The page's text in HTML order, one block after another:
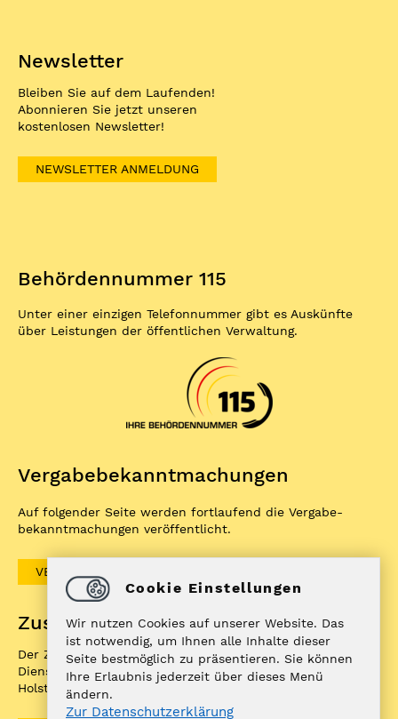
Newsletter
Bleiben Sie auf dem Laufenden!
Abonnieren Sie jetzt unseren
kostenlosen Newsletter!
NEWSLETTER ANMELDUNG
Behördennummer 115
Unter einer einzigen Telefonnummer gibt es Auskünfte
über Leistungen der öffentlichen Verwaltung.
Vergabe­bekannt­machungen
Auf folgender Seite werden fortlaufend die Vergabe­
bekannt­machungen veröffentlicht.
VERGABEBEKANNTMACHUNGEN
Zuständigkeitenfinder
Der ZuFiSH ist ein Informations­portal rund um
Dienstleistungen, die die öffentliche Hand in Schleswig-
Holstein Ihnen als BürgerIn anbietet.
Cookie Einstellungen
Wir nutzen Cookies auf unserer Website. Das
ist notwendig, um Ihnen alle Inhalte dieser
Seite bestmöglich zu präsentieren. Sie können
Ihre Erlaubnis jederzeit über dieses Menü
ändern.
Zur Datenschutzerklärung